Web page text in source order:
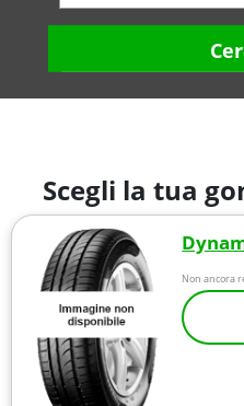
Scegli la tua
Non ancora